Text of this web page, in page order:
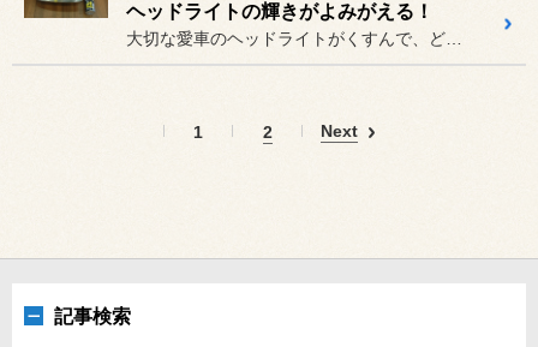
ヘッドライトの輝きがよみがえる！
大切な愛車のヘッドライトがくすんで、どうにかしたいとお悩みの方も多...
1 2 Next
記事検索